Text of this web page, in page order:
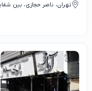
تهران، ناصر حجازی، بین